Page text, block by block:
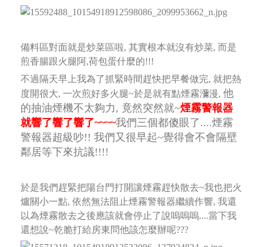
備料區對面就是炒菜區啦, 其實根本就沒有炒菜, 而是
煎香腸跟火腿阿,荷包蛋什麼的!!!
不過隔天早上我為了抓緊時間趕快把早餐做完, 就把熱
度開很大, 一次煎好多火腿~於是就有點煙霧瀰漫, 他
的抽油煙機不太夠力, 竟然突然就~煙霧警報器
就響了響了響了~~~~我們三個都傻眼了....煙霧
警報器超級吵!! 我們又很早起~覺得會不會隔壁
鄰居等下來抗議!!!!
於是我們趕緊把陽台門打開讓煙霧趕快散去~我也把火
爐關小一點, 依然無法阻止煙霧警報器繼續作響, 我還
以為煙霧散去之後應該就會停止了說嗚嗚嗚....當下我
還想說~乾脆打給房東問他該怎麼辦呢???